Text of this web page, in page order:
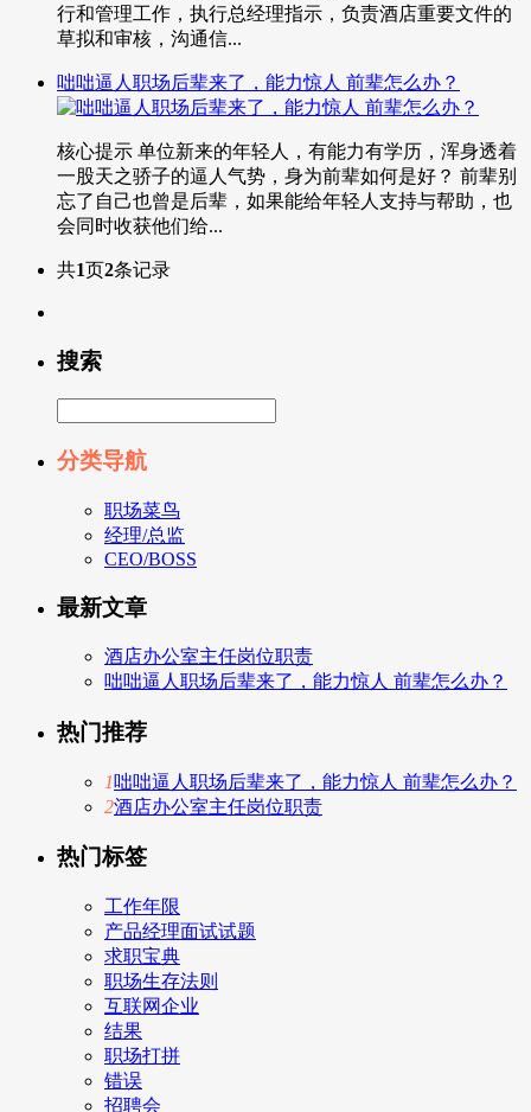
行和管理工作，执行总经理指示，负责酒店重要文件的
草拟和审核，沟通信...
咄咄逼人职场后辈来了，能力惊人 前辈怎么办？
核心提示 单位新来的年轻人，有能力有学历，浑身透着
一股天之骄子的逼人气势，身为前辈如何是好？ 前辈别
忘了自己也曾是后辈，如果能给年轻人支持与帮助，也
会同时收获他们给...
共1页2条记录
搜索
分类导航
职场菜鸟
经理/总监
CEO/BOSS
最新文章
酒店办公室主任岗位职责
咄咄逼人职场后辈来了，能力惊人 前辈怎么办？
热门推荐
1咄咄逼人职场后辈来了，能力惊人 前辈怎么办？
2酒店办公室主任岗位职责
热门标签
工作年限
产品经理面试试题
求职宝典
职场生存法则
互联网企业
结果
职场打拼
错误
招聘会